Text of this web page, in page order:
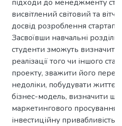
підходи до менеджменту
висвітлений світовий та
досвід розроблення стартап
Засвоївши навчальні розділи
студенти зможуть визначити
реалізації того чи іншого
проекту, зважити його
недоліки, побудувати
бізнес-модель, визначити
маркетингового просування,
інвестиційну привабливість